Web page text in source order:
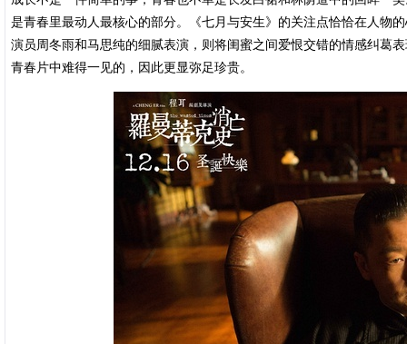
是青春里最动人最核心的部分。《七月与安生》的关注点恰恰在人物
演员周冬雨和马思纯的细腻表演，则将闺蜜之间爱恨交错的情感纠葛
青春片中难得一见的，因此更显弥足珍贵。